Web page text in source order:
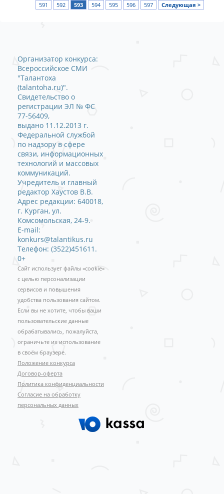
591
592 593 594 595 596 597 Следующая >
Организатор конкурса:
Всероссийское СМИ
"Талантоха
(talantoha.ru)".
Свидетельство о
регистрации ЭЛ № ФС
77-56409,
выдано 11.12.2013 г.
Федеральной службой
по надзору в сфере
связи, информационных
технологий и массовых
коммуникаций.
Учредитель и главный
редактор Хаустов В.В.
Адрес редакции: 640018,
г. Курган, ул.
Комсомольская, 24-9.
E-mail:
konkurs@talantikus.ru
Телефон: (3522)451611.
0+
Сайт использует файлы «cookie»
с целью персонализации
сервисов и повышения
удобства пользования сайтом.
Если вы не хотите, чтобы ваши
пользовательские данные
обрабатывались, пожалуйста,
ограничьте их использование
в своём браузере.
Положение конкурса
Договор-оферта
Политика конфиденциальности
Согласие на обработку
персональных данных